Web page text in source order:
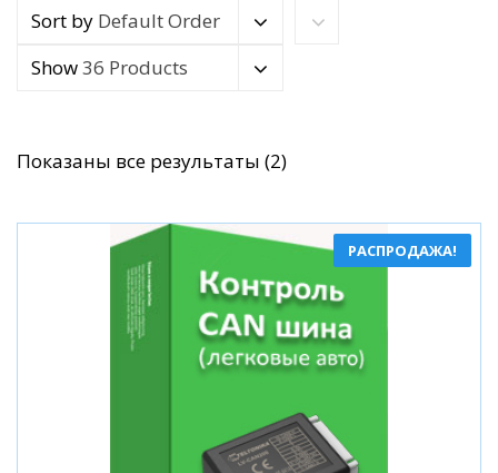
Sort by Default Order
Show36 Products
Показаны все результаты (2)Сортировка:
популярности
РАСПРОДАЖА!